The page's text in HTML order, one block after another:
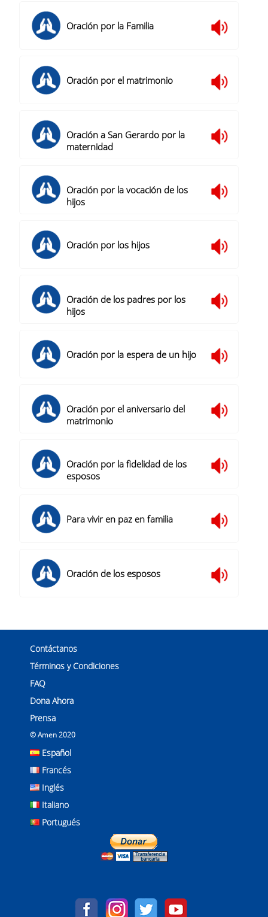
Oración por la Familia
Oración por el matrimonio
Oración a San Gerardo por la
maternidad
Oración por la vocación de los
hijos
Oración por los hijos
Oración de los padres por los
hijos
Oración por la espera de un hijo
Oración por el aniversario del
matrimonio
Oración por la fidelidad de los
esposos
Para vivir en paz en familia
Oración de los esposos
Contáctanos
Términos y Condiciones
FAQ
Dona Ahora
Prensa
© Amen 2020
Español
Francés
Inglés
Italiano
Portugués